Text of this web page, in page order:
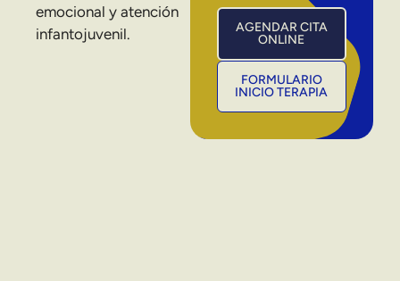
emocional y atención
infantojuvenil.
AGENDAR CITA
ONLINE
FORMULARIO
INICIO TERAPIA